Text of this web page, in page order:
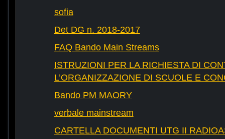
sofia
Det DG n. 2018-2017
FAQ Bando Main Streams
ISTRUZIONI PER LA RICHIESTA DI
L’ORGANIZZAZIONE DI SCUOLE E
Bando PM MAORY
verbale mainstream
CARTELLA DOCUMENTI UTG II